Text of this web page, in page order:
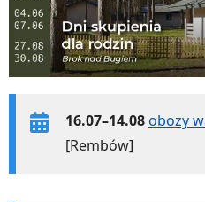
16.07–14.08obozy
[Rembów]